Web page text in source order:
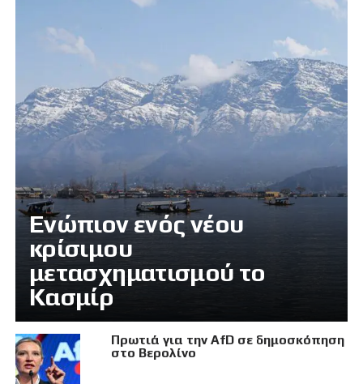
Eνώπιον ενός νέου
κρίσιμου
μετασχηματισμού το
Κασμίρ
Πρωτιά για την AfD σε δημοσκόπηση
στο Βερολίνο